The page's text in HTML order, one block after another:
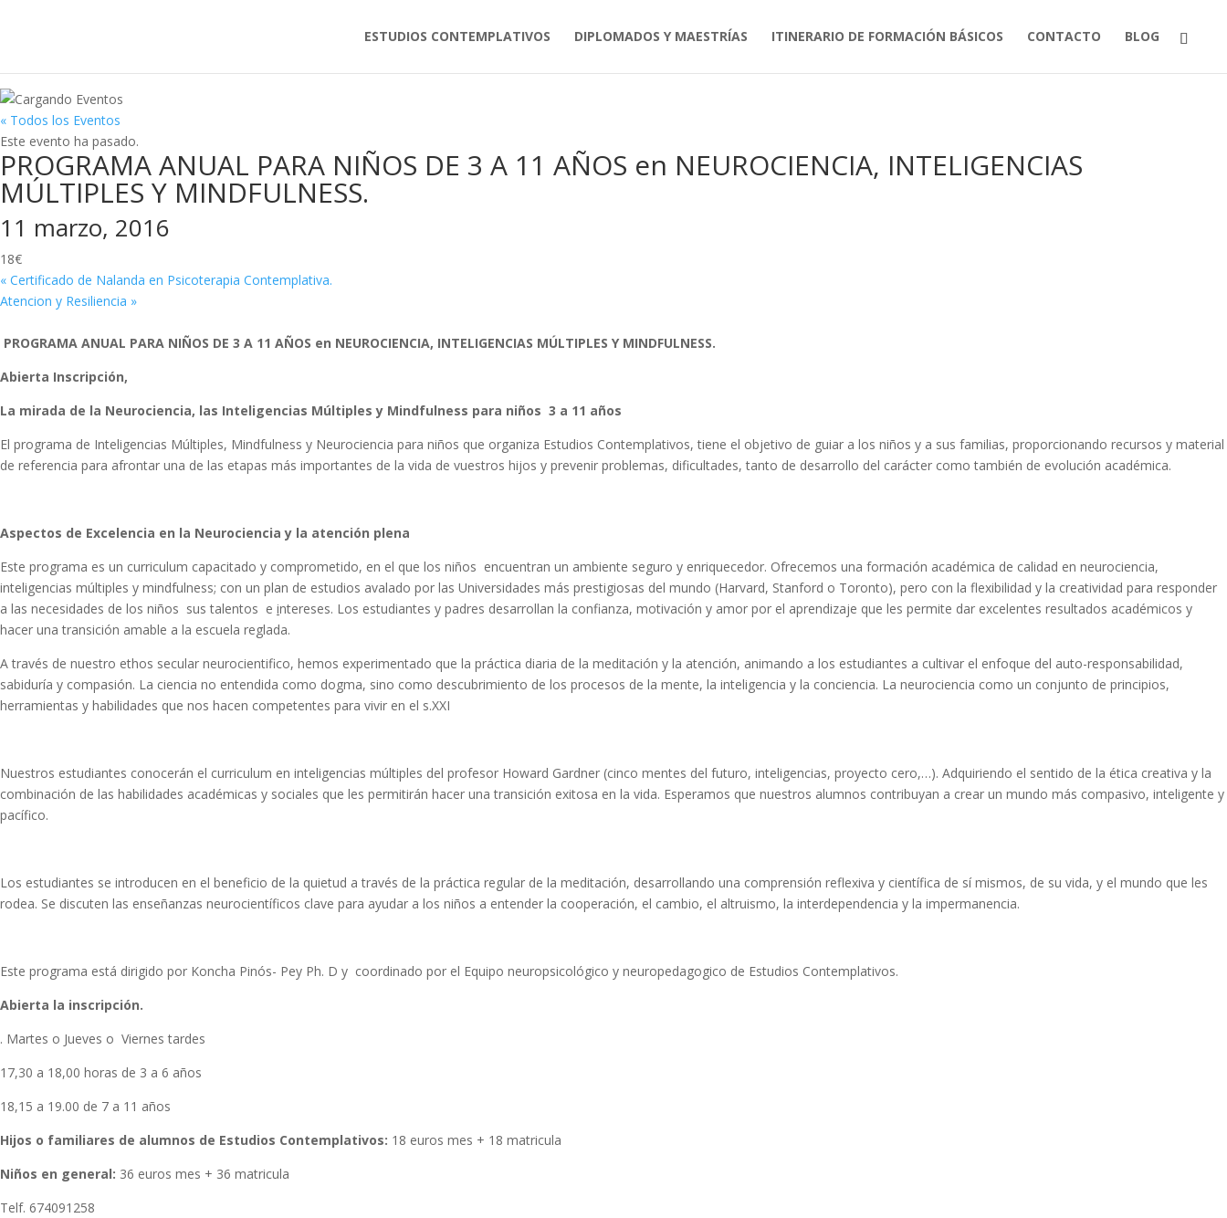
ESTUDIOS CONTEMPLATIVOS DIPLOMADOS Y MAESTRÍAS ITINERARIO DE FORMACIÓN BÁSICOS CONTACTO BLOG
« Todos los Eventos
Este evento ha pasado.
PROGRAMA ANUAL PARA NIÑOS DE 3 A 11 AÑOS en NEUROCIENCIA, INTELIGENCIAS
MÚLTIPLES Y MINDFULNESS.
11 marzo, 2016
18€
« Certificado de Nalanda en Psicoterapia Contemplativa.
Atencion y Resiliencia »
PROGRAMA ANUAL PARA NIÑOS DE 3 A 11 AÑOS en NEUROCIENCIA, INTELIGENCIAS MÚLTIPLES Y MINDFULNESS.
Abierta Inscripción,
La mirada de la Neurociencia, las Inteligencias Múltiples y Mindfulness para niños 3 a 11 años
El programa de Inteligencias Múltiples, Mindfulness y Neurociencia para niños que organiza Estudios Contemplativos, tiene el objetivo de guiar a los niños y a sus familias, proporcionando recursos y material
de referencia para afrontar una de las etapas más importantes de la vida de vuestros hijos y prevenir problemas, dificultades, tanto de desarrollo del carácter como también de evolución académica.
Aspectos de Excelencia en la Neurociencia y la atención plena
Este programa es un curriculum capacitado y comprometido, en el que los niños encuentran un ambiente seguro y enriquecedor. Ofrecemos una formación académica de calidad en neurociencia,
inteligencias múltiples y mindfulness; con un plan de estudios avalado por las Universidades más prestigiosas del mundo (Harvard, Stanford o Toronto), pero con la flexibilidad y la creatividad para responder
a las necesidades de los niños sus talentos e intereses. Los estudiantes y padres desarrollan la confianza, motivación y amor por el aprendizaje que les permite dar excelentes resultados académicos y
hacer una transición amable a la escuela reglada.
A través de nuestro ethos secular neurocientifico, hemos experimentado que la práctica diaria de la meditación y la atención, animando a los estudiantes a cultivar el enfoque del auto-responsabilidad,
sabiduría y compasión. La ciencia no entendida como dogma, sino como descubrimiento de los procesos de la mente, la inteligencia y la conciencia. La neurociencia como un conjunto de principios,
herramientas y habilidades que nos hacen competentes para vivir en el s.XXI
Nuestros estudiantes conocerán el curriculum en inteligencias múltiples del profesor Howard Gardner (cinco mentes del futuro, inteligencias, proyecto cero,…). Adquiriendo el sentido de la ética creativa y la
combinación de las habilidades académicas y sociales que les permitirán hacer una transición exitosa en la vida. Esperamos que nuestros alumnos contribuyan a crear un mundo más compasivo, inteligente y
pacífico.
Los estudiantes se introducen en el beneficio de la quietud a través de la práctica regular de la meditación, desarrollando una comprensión reflexiva y científica de sí mismos, de su vida, y el mundo que les
rodea. Se discuten las enseñanzas neurocientíficos clave para ayudar a los niños a entender la cooperación, el cambio, el altruismo, la interdependencia y la impermanencia.
Este programa está dirigido por Koncha Pinós- Pey Ph. D y coordinado por el Equipo neuropsicológico y neuropedagogico de Estudios Contemplativos.
Abierta la inscripción.
. Martes o Jueves o Viernes tardes
17,30 a 18,00 horas de 3 a 6 años
18,15 a 19.00 de 7 a 11 años
Hijos o familiares de alumnos de Estudios Contemplativos: 18 euros mes + 18 matricula
Niños en general: 36 euros mes + 36 matricula
Telf. 674091258